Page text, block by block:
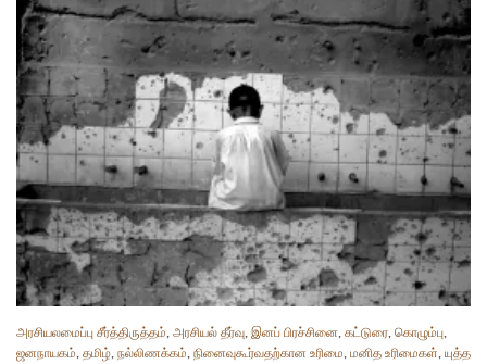
அரசியலமைப்பு சீர்த்திருத்தம், அரசியல் தீர்வு, இனப் பிரச்சினை, கட்டுரை, கொழும்பு,
ஜனநாயகம், தமிழ், நல்லிணக்கம், நினைவுகூர்வதற்கான உரிமை, மனித உரிமைகள், யுத்த